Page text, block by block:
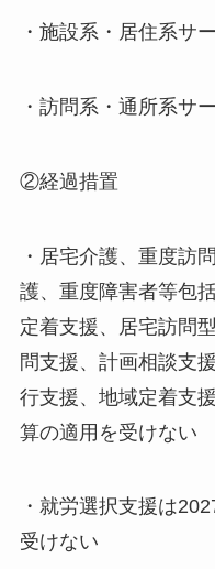
・施設系・居住系サ
・訪問系・通所系サ
②経過措置
・居宅介護、重度訪
護、重度障害者等包
定着支援、居宅訪問
問支援、計画相談支
行支援、地域定着支
算の適用を受けない
・就労選択支援は
受けない